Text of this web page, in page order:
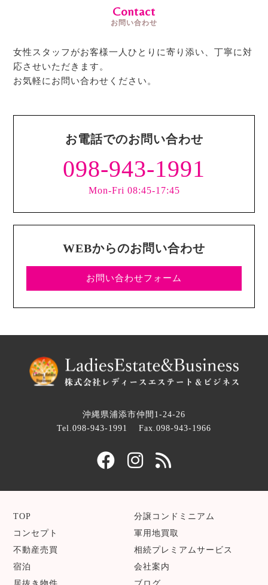
Contact
お問い合わせ
女性スタッフがお客様一人ひとりに寄り添い、丁寧に対
応させいただきます。
お気軽にお問い合わせください。
お電話でのお問い合わせ
098-943-1991
Mon-Fri 08:45-17:45
WEBからのお問い合わせ
お問い合わせフォーム
沖縄県浦添市仲間1-24-26
Tel.098-943-1991
Fax.098-943-1966
TOP
コンセプト
不動産売買
宿泊
分譲コンドミニアム
軍用地買取
相続プレミアムサービス
会社案内